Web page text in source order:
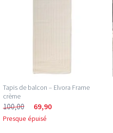
Tapis de balcon – Elvora Frame
crème
100,00 69,90
Presque épuisé